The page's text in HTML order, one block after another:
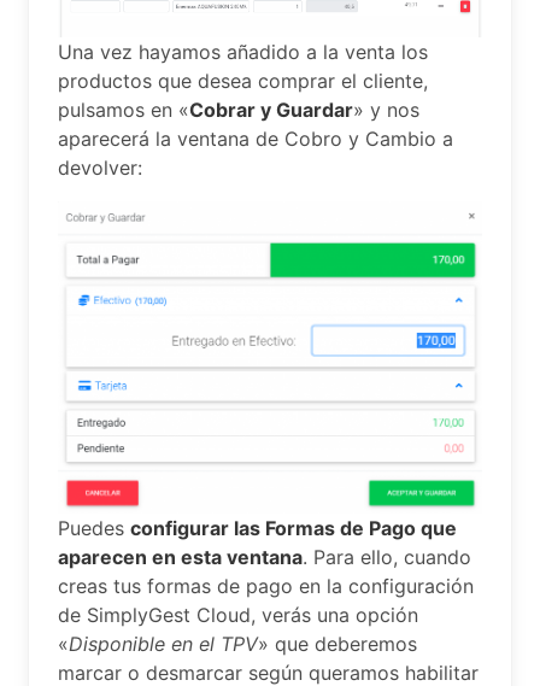
Una vez hayamos añadido a la venta los
productos que desea comprar el cliente,
pulsamos en «Cobrar y Guardar» y nos
aparecerá la ventana de Cobro y Cambio a
devolver:
Puedes configurar las Formas de Pago que
aparecen en esta ventana. Para ello, cuando
creas tus formas de pago en la configuración
de SimplyGest Cloud, verás una opción
«Disponible en el TPV» que deberemos
marcar o desmarcar según queramos habilitar